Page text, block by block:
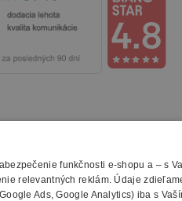
funkčnosti e-shopu a – s
relevantných reklám. Údaje
Ads, Google Analytics) iba s